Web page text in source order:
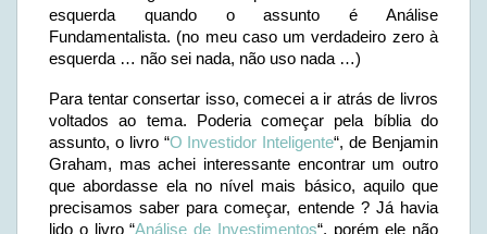
esquerda quando o assunto é Análise
Fundamentalista. (no meu caso um verdadeiro zero à
esquerda … não sei nada, não uso nada …)
Para tentar consertar isso, comecei a ir atrás de livros
voltados ao tema. Poderia começar pela bíblia do
assunto, o livro “O Investidor Inteligente“, de Benjamin
Graham, mas achei interessante encontrar um outro
que abordasse ela no nível mais básico, aquilo que
precisamos saber para começar, entende ? Já havia
lido o livro “Análise de Investimentos“, porém ele não